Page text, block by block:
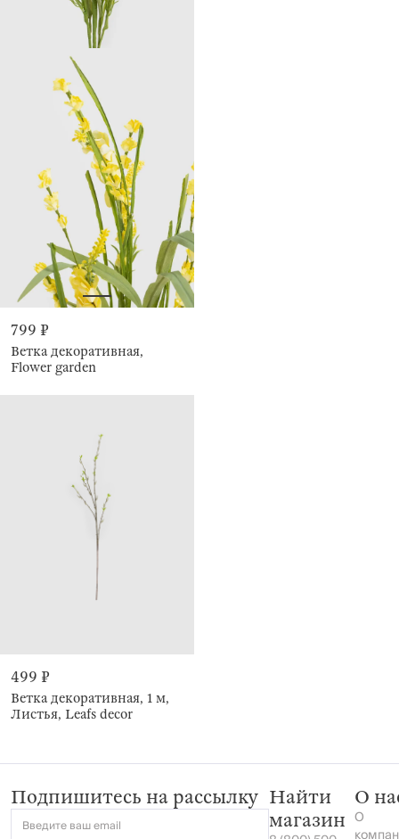
799 ₽
Ветка декоративная,
Flower garden
499 ₽
Ветка декоративная, 1 м,
Листья, Leafs decor
Подпишитесь на рассылку
Введите ваш email
Найти
магазин
О
О